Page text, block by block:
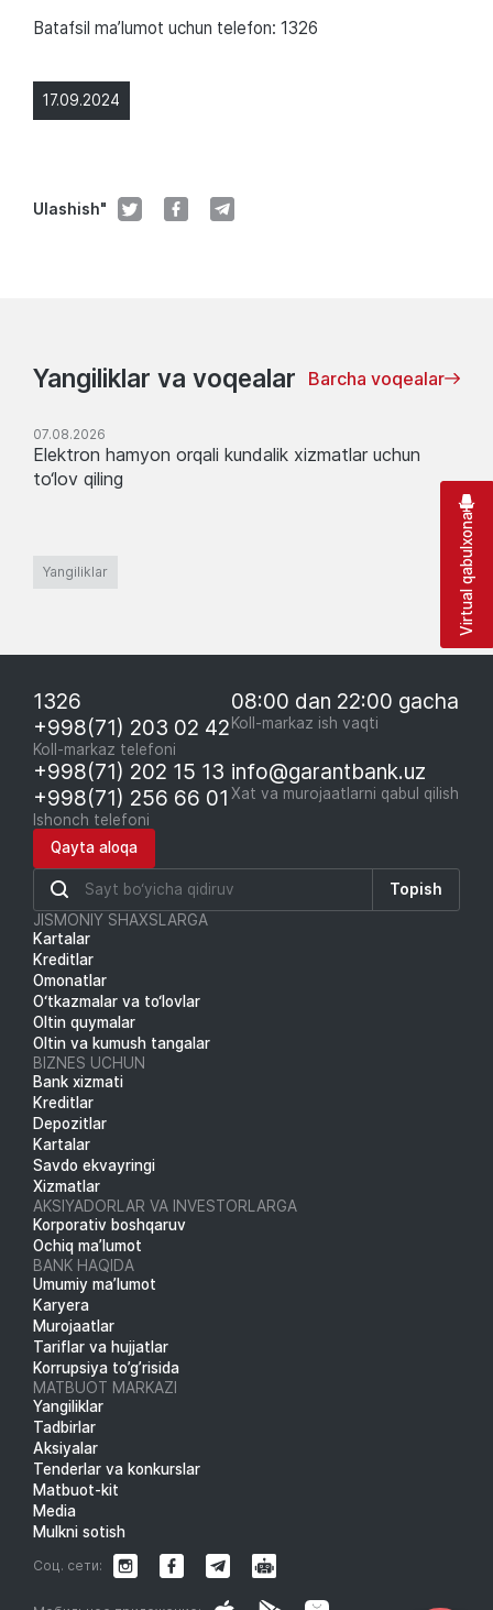
17.09.2024
Ulashish"
Batafsil maʼlumot uchun telefon: 1326
Yangiliklar va voqealar Barcha voqealar
07.08.2026
Elektron hamyon orqali kundalik xizmatlar uchun
to‘lov qiling
Yangiliklar
1326
+998(71) 203 02 42
Koll-markaz telefoni
08:00 dan 22:00 gacha
Koll-markaz ish vaqti
+998(71) 202 15 13
+998(71) 256 66 01
Ishonch telefoni
info@garantbank.uz
Xat va murojaatlarni qabul qilish
Qayta aloqa
Topish
JISMONIY SHAXSLARGA
Kartalar
Kreditlar
Omonatlar
O‘tkazmalar va to‘lovlar
Oltin quymalar
Oltin va kumush tangalar
BIZNES UCHUN
Bank xizmati
Kreditlar
Depozitlar
Kartalar
Savdo ekvayringi
Xizmatlar
AKSIYADORLAR VA INVESTORLARGA
Korporativ boshqaruv
Ochiq ma’lumot
BANK HAQIDA
Umumiy ma’lumot
Karyera
Murojaatlar
Tariflar va hujjatlar
Korrupsiya to’g’risida
MATBUOT MARKAZI
Yangiliklar
Tadbirlar
Aksiyalar
Tenderlar va konkurslar
Matbuot-kit
Media
Mulkni sotish
Соц. сети:
Virtual qabulxona